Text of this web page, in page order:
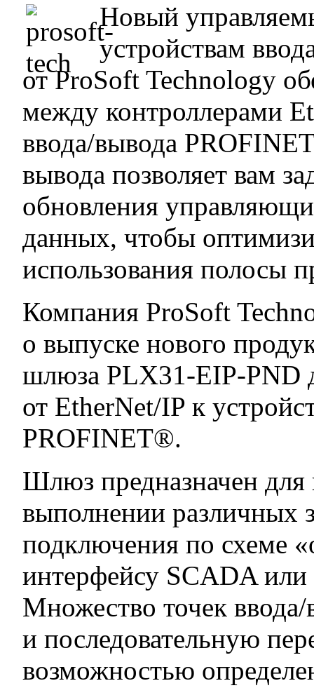
Новый
устройствам
от ProSoft Technology
между контроллерами
ввода/вывода
вывода позволяет вам
обновления
данных, чтобы
использования полосы
Компания ProSoft
о выпуске нового
шлюза PLX31-EIP-PND
от EtherNet/IP к
PROFINET®.
Шлюз предназначен для
выполнении различных
подключения по схеме
интерфейсу SCADA
Множество точек
и последовательную
возможностью